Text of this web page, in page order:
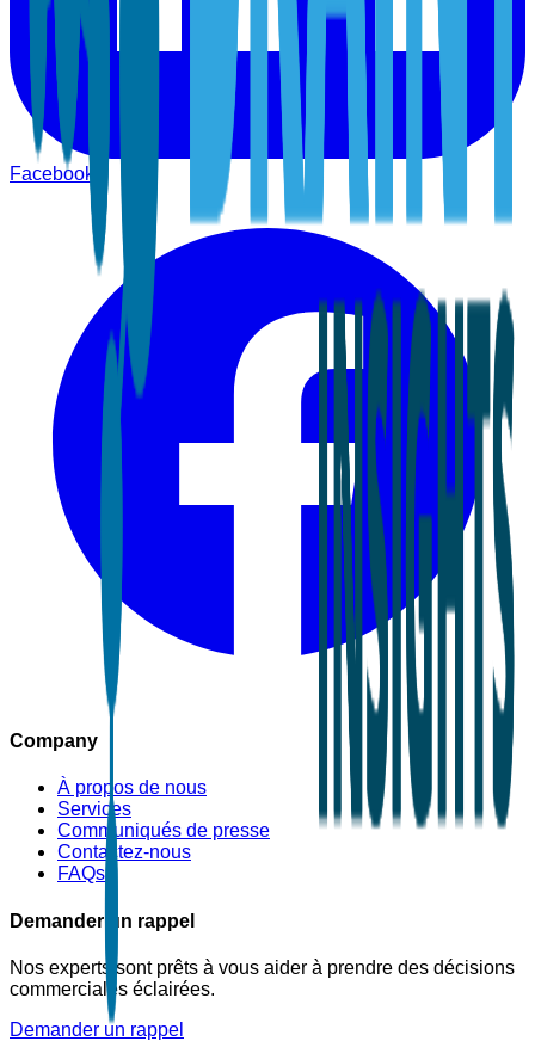
Facebook
Company
À propos de nous
Services
Communiqués de presse
Contactez-nous
FAQs
Demander un rappel
Nos experts sont prêts à vous aider à prendre des décisions
commerciales éclairées.
Demander un rappel